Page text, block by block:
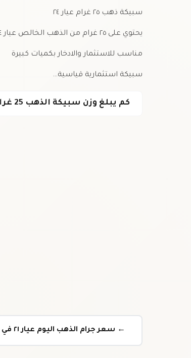
سبيكة ذهب ٢٥ غرام عيار ٢٤
يحتوي على ٢٥ غرام من الذهب الخالص عيار ٢٤
مناسب للاستثمار والادخار بكميات كبيرة
سبيكة استثمارية قياسية…
كم يبلغ وزن سبيكة الذهب 25 غرام عيار 24؟
← سعر جرام الذهب اليوم عيار ٢١ في أمريكا | أسعار الذهب اليوم تحديث لحظي